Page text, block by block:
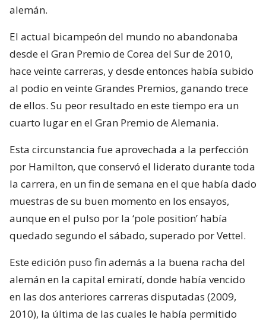
alemán.
El actual bicampeón del mundo no abandonaba
desde el Gran Premio de Corea del Sur de 2010,
hace veinte carreras, y desde entonces había subido
al podio en veinte Grandes Premios, ganando trece
de ellos. Su peor resultado en este tiempo era un
cuarto lugar en el Gran Premio de Alemania.
Esta circunstancia fue aprovechada a la perfección
por Hamilton, que conservó el liderato durante toda
la carrera, en un fin de semana en el que había dado
muestras de su buen momento en los ensayos,
aunque en el pulso por la ‘pole position’ había
quedado segundo el sábado, superado por Vettel.
Este edición puso fin además a la buena racha del
alemán en la capital emiratí, donde había vencido
en las dos anteriores carreras disputadas (2009,
2010), la última de las cuales le había permitido